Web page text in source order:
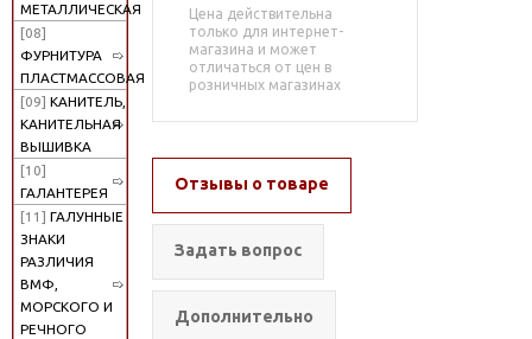
МЕТАЛЛИЧЕСКАЯ
[08]
ФУРНИТУРА
ПЛАСТМАССОВАЯ
[09] КАНИТЕЛЬ,
КАНИТЕЛЬНАЯ
ВЫШИВКА
[10]
ГАЛАНТЕРЕЯ
[11] ГАЛУННЫЕ
ЗНАКИ
РАЗЛИЧИЯ
ВМФ,
МОРСКОГО И
РЕЧНОГО
Цена действительна
только для интернет-
магазина и может
отличаться от цен в
розничных магазинах
Отзывы о товаре
Задать вопрос
Дополнительно